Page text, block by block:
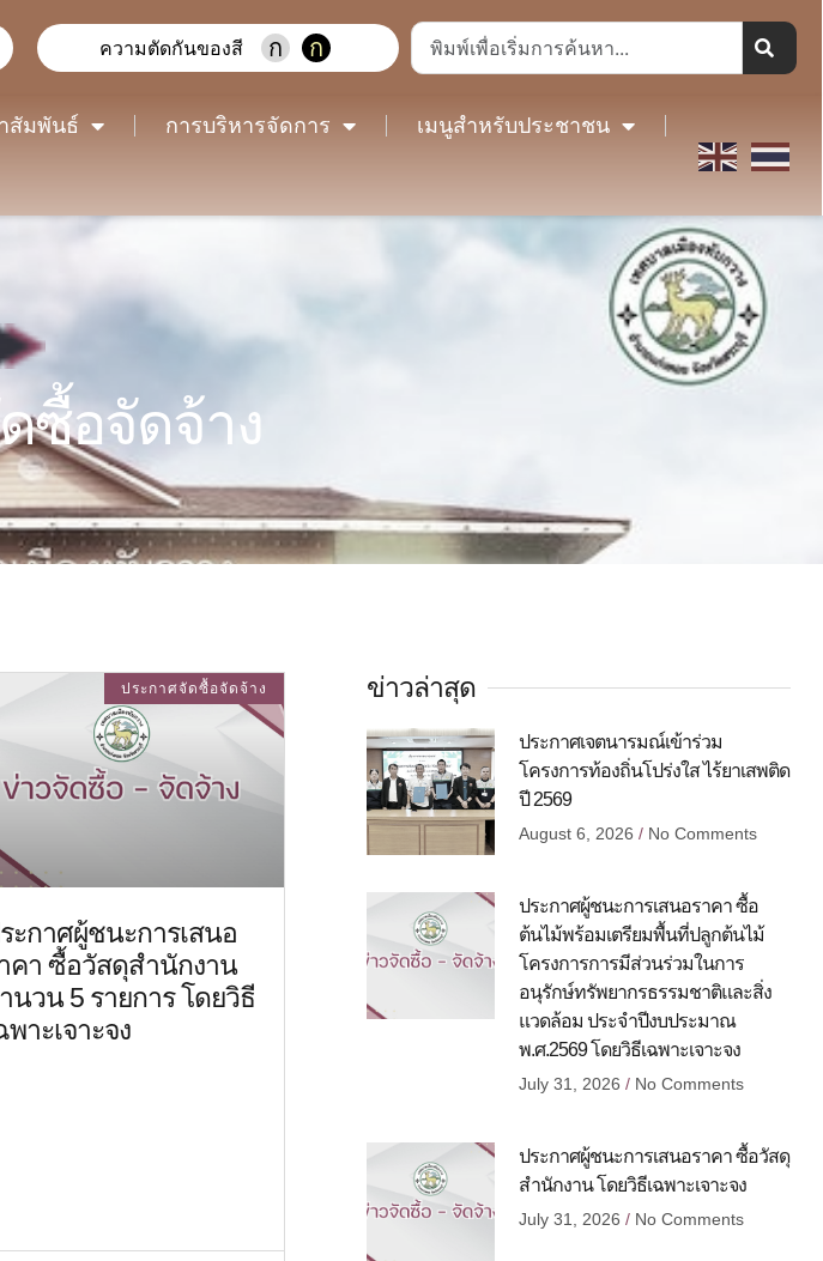
ความตัดกันของสี ก ก
สัมพันธ์ การบริหารจัดการ เมนูสำหรับประชาชน
ซื้อจัดจ้าง
ประกาศจัดซื้อจัดจ้าง
ะกาศผู้ชนะการเสนอ
คา ซื้อวัสดุสำนักงาน
นวน 5 รายการ โดยวิธี
พาะเจาะจง
ข่าวล่าสุด
ประกาศเจตนารมณ์เข้าร่วม
โครงการท้องถิ่นโปร่งใส ไร้ยาเสพติด
ปี 2569
August 6, 2026 No Comments
ประกาศผู้ชนะการเสนอราคา ซื้อ
ต้นไม้พร้อมเตรียมพื้นที่ปลูกต้นไม้
โครงการการมีส่วนร่วมในการ
อนุรักษ์ทรัพยากรธรรมชาติและสิ่ง
แวดล้อม ประจำปีงบประมาณ
พ.ศ.2569 โดยวิธีเฉพาะเจาะจง
July 31, 2026 No Comments
ประกาศผู้ชนะการเสนอราคา ซื้อวัสดุ
สำนักงาน โดยวิธีเฉพาะเจาะจง
July 31, 2026 No Comments